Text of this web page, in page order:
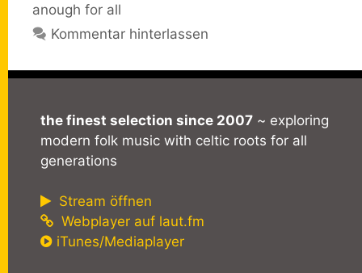
anough for all
Kommentar hinterlassen
the finest selection since 2007 ~ exploring
modern folk music with celtic roots for all
generations
Stream öffnen
Webplayer auf laut.fm
iTunes/Mediaplayer